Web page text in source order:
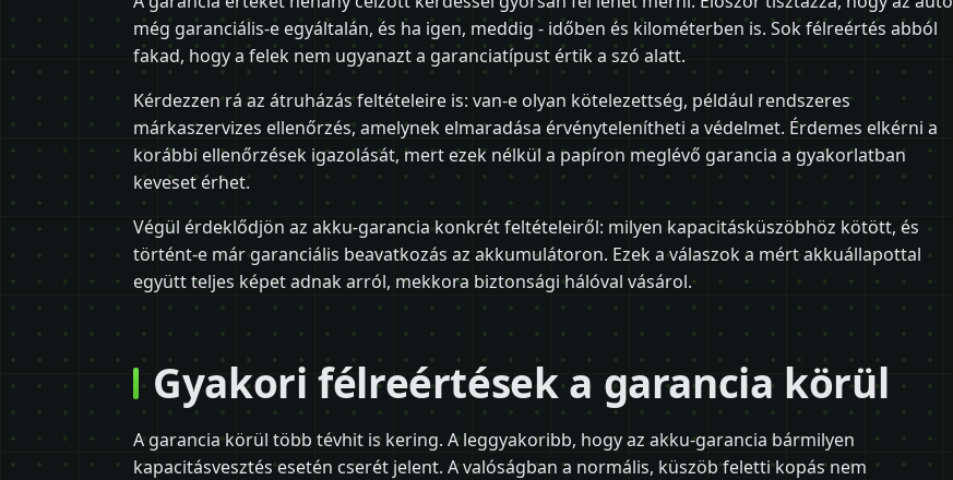
még garanciális-e egyáltalán, és ha igen, meddig - időben és kilométerben is. Sok félreértés abból
fakad, hogy a felek nem ugyanazt a garanciatípust értik a szó alatt.
Kérdezzen rá az átruházás feltételeire is: van-e olyan kötelezettség, például rendszeres
márkaszervizes ellenőrzés, amelynek elmaradása érvénytelenítheti a védelmet. Érdemes elkérni a
korábbi ellenőrzések igazolását, mert ezek nélkül a papíron meglévő garancia a gyakorlatban
keveset érhet.
Végül érdeklődjön az akku-garancia konkrét feltételeiről: milyen kapacitásküszöbhöz kötött, és
történt-e már garanciális beavatkozás az akkumulátoron. Ezek a válaszok a mért akkuállapottal
együtt teljes képet adnak arról, mekkora biztonsági hálóval vásárol.
Gyakori félreértések a garancia körül
A garancia körül több tévhit is kering. A leggyakoribb, hogy az akku-garancia bármilyen
kapacitásvesztés esetén cserét jelent. A valóságban a normális, küszöb feletti kopás nem